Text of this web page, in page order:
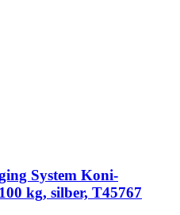
System Koni-
kg, silber, T45767